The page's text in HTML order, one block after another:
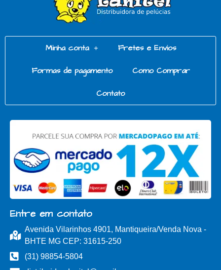
Minha conta Fretes e Envios
Formas de pagamento Como Comprar
Contato
Entre em contato
Avenida Vilarinhos 4901, Mantiqueira/Venda Nova -
BHTE MG CEP: 31615-250
(31) 98854-5804